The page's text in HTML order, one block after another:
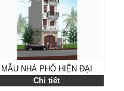
MẪU NHÀ PHỐ HIỆN ĐẠI
Chi tiết